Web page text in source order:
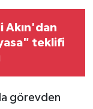
Akın'dan
teklifi
görevden